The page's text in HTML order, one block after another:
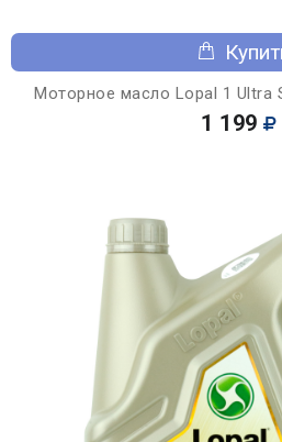
Моторное масло Lopal 1 Ultra
1 199